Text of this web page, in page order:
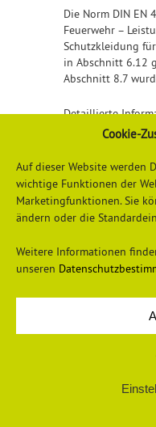
Cookie-
Auf dieser Website werden
wichtige Funktionen der
Marketingfunktionen. Sie
ändern oder die
Weitere Informationen
unseren
Die Norm DIN EN
Feuerwehr –
Schutzkleidung
in Abschnitt 6.12
Abschnitt 8.7
Detaillierte